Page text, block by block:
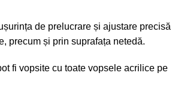
de prelucrare și ajustare precisă
precum și prin suprafața netedă.
fi vopsite cu toate vopsele acrilice pe